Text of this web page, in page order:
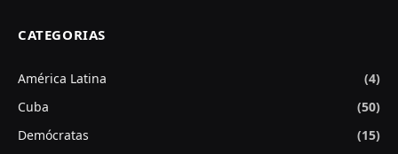
CATEGORIAS
América Latina
(4)
Cuba
(50)
Demócratas
(15)